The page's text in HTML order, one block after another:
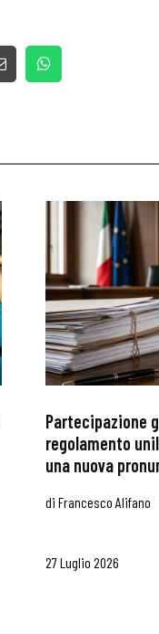
Partecipazione
regolamento
una nuova
di Francesco Alifano
27 Luglio 2026